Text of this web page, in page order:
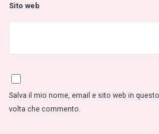
Sito web
Salva il mio nome, email e sito web in
volta che commento.